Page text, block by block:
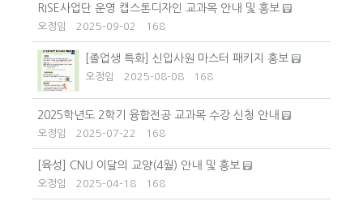
RISE사업단 운영 캡스톤디자인 교과목 안내 및 홍보
오정임 2025-09-02 168
[졸업생 특화] 신입사원 마스터 패키지 홍보
오정임 2025-08-08 168
2025학년도 2학기 융합전공 교과목 수강 신청 안내
오정임 2025-07-22 168
[육성] CNU 이달의 교양(4월) 안내 및 홍보
오정임 2025-04-18 168